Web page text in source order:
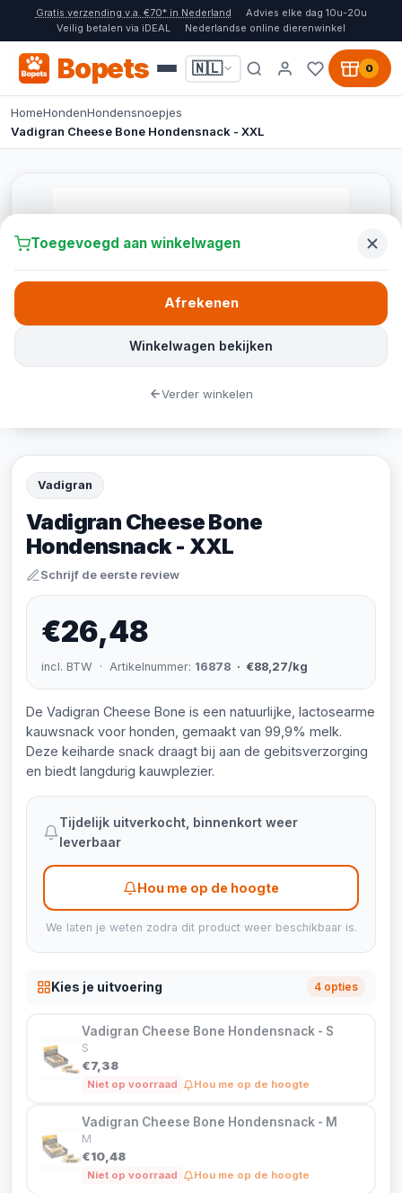
Gratis verzending v.a. €70* in Nederland
Advies elke dag 10u-20u
Veilig betalen via iDEAL
Nederlandse online dierenwinkel
Bopets 🇳🇱 0
HomeHondenHondensnoepjes
Vadigran Cheese Bone Hondensnack - XXL
Vadigran
Vadigran Cheese Bone
Hondensnack - XXL
Schrijf de eerste review
€26,48
incl. BTW · Artikelnummer: 16878 · €88,27/kg
De Vadigran Cheese Bone is een natuurlijke, lactosearme
kauwsnack voor honden, gemaakt van 99,9% melk.
Deze keiharde snack draagt bij aan de gebitsverzorging
en biedt langdurig kauwplezier.
Tijdelijk uitverkocht, binnenkort weer
leverbaar
Hou me op de hoogte
We laten je weten zodra dit product weer beschikbaar is.
Kies je uitvoering 4 opties
Vadigran Cheese Bone Hondensnack - S
S
€7,38
Niet op voorraad Hou me op de hoogte
Vadigran Cheese Bone Hondensnack - M
M
€10,48
Niet op voorraad Hou me op de hoogte
Toegevoegd aan winkelwagen
Winkelwagen bekijken
Afrekenen
Verder winkelen